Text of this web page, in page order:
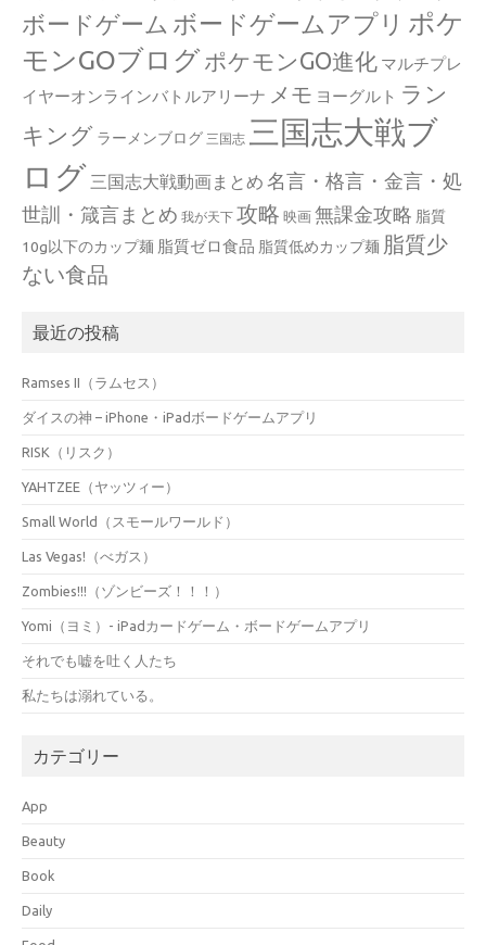
ボードゲーム ボードゲームアプリ ポケ
モンGOブログ ポケモンGO進化 マルチプレ
イヤーオンラインバトルアリーナ メモ ヨーグルト ラン
キング ラーメンブログ 三国志 三国志大戦ブ
ログ 三国志大戦動画まとめ 名言・格言・金言・処
世訓・箴言まとめ 我が天下 攻略 映画 無課金攻略 脂質
10g以下のカップ麺 脂質ゼロ食品 脂質低めカップ麺 脂質少
ない食品
最近の投稿
Ramses II（ラムセス）
ダイスの神 – iPhone・iPadボードゲームアプリ
RISK（リスク）
YAHTZEE（ヤッツィー）
Small World（スモールワールド）
Las Vegas!（べガス）
Zombies!!!（ゾンビーズ！！！）
Yomi（ヨミ）- iPadカードゲーム・ボードゲームアプリ
それでも嘘を吐く人たち
私たちは溺れている。
カテゴリー
App
Beauty
Book
Daily